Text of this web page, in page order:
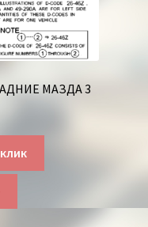
МАЗДА 3